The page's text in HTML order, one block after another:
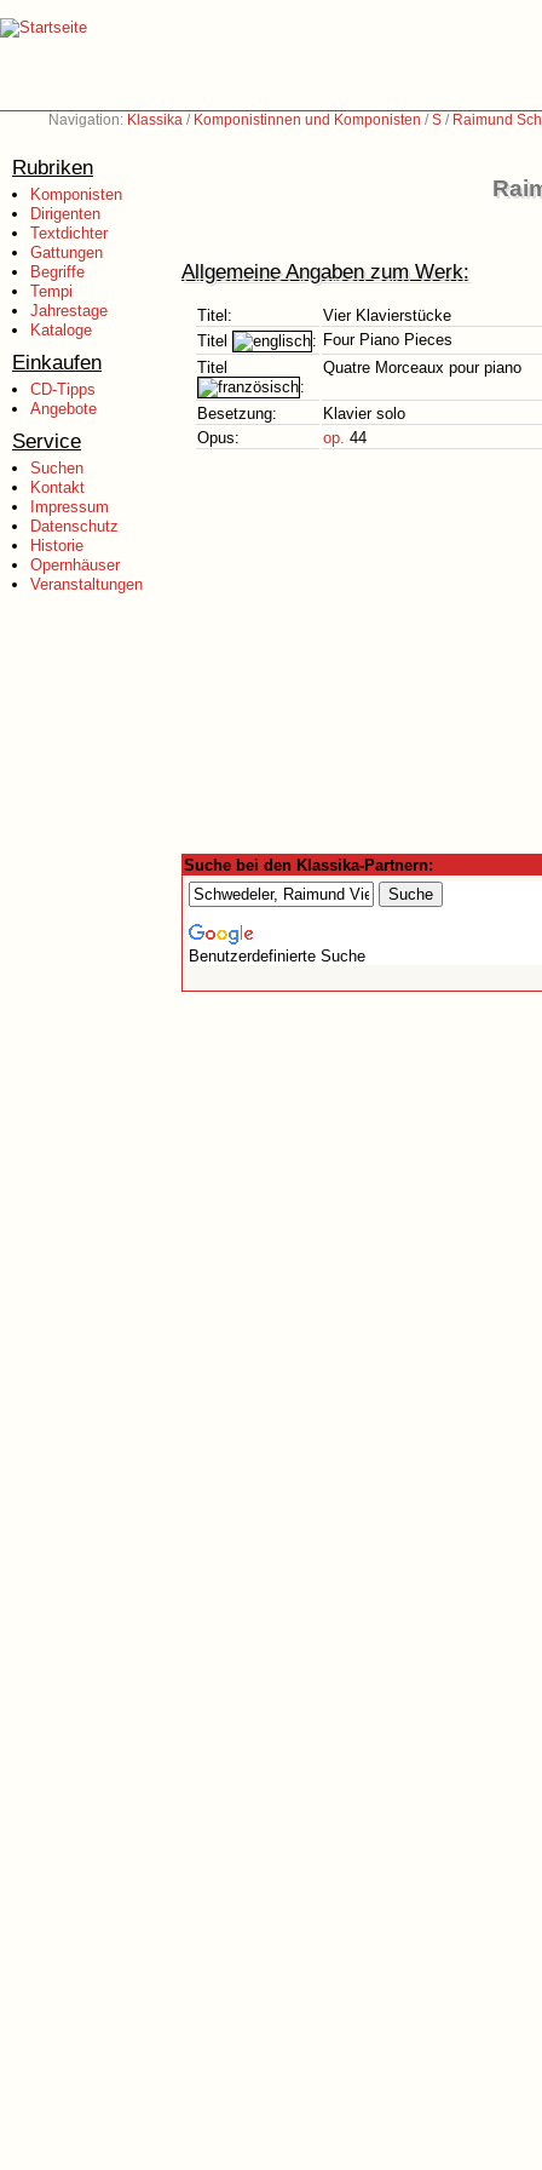
Navigation: Klassika / Komponistinnen und Komponisten /S / Raimund
Rubriken
Komponisten
Dirigenten
Textdichter
Gattungen
Begriffe
Tempi
Jahrestage
Kataloge
Einkaufen
CD-Tipps
Angebote
Service
Suchen
Kontakt
Impressum
Datenschutz
Historie
Opernhäuser
Veranstaltungen
Allgemeine Angaben zum Werk:
Titel:
Vier Klavierstücke
Titel
: Four Piano Pieces
Titel
:
Quatre Morceaux pour piano
Besetzung:
Klavier solo
Opus:
op. 44
Suche bei den Klassika-Partnern:
Benutzerdefinierte Suche